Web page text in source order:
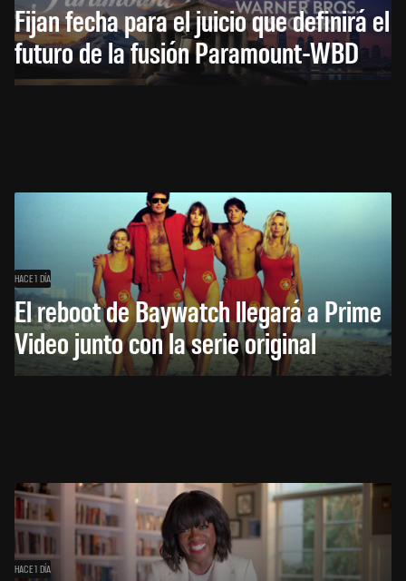
Fijan fecha para el juicio que definirá el
futuro de la fusión Paramount-WBD
HACE 1 DÍA
El reboot de Baywatch llegará a Prime
Video junto con la serie original
HACE 1 DÍA